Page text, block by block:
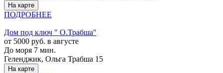
На карте
ПОДРОБНЕЕ
Дом под ключ " О.Трабша"
от 5000 руб. в августе
До моря 7 мин.
Геленджик, Ольга Трабша 15
На карте